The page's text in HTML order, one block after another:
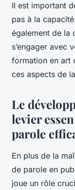
Il est important
pas à la
également de la
s’engager avec
formation en art
ces aspects de
Le
levier
parole
En plus de la
de parole en
joue un rôle